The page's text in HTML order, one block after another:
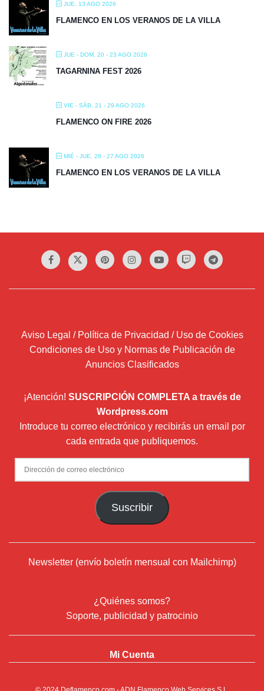
JUE, 13 AGO 2026
FLAMENCO EN LOS VERANOS DE LA VILLA
JUE - DOM, 20 - 23 AGO 2026
TAGARNINA FEST 2026
VIE - SÁB, 21 - 29 AGO 2026
FLAMENCO ON FIRE 2026
MIÉ - JUE, 26 - 27 AGO 2026
FLAMENCO EN LOS VERANOS DE LA VILLA
Aviso Legal / Política de Privacidad / Uso de Cookies
Condiciones de Uso y Normas de Publicación de
Anuncios Clasificados
¡Atención! SUSCRIPCIÓN COMPLETA a través de
Wordpress.com
Introduce tu correo electrónico y recibirás un email por
cada entrada que publiquemos.
Dirección
de
Suscribir
Newsletter (envío boletín mensual con Mailchimp)
¿Quiénes somos?
Soporte, publicidad y patrocinio
Mi Cuenta